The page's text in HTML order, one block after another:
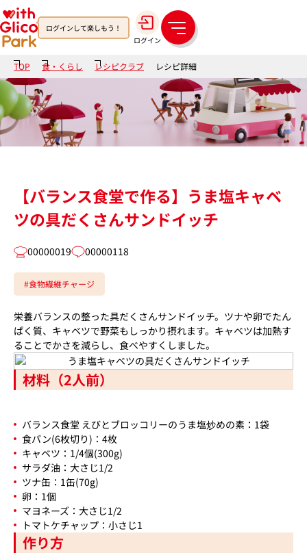
ログインして楽しもう！
ログイン
メ
ニ
ュ
ー
TOP 食・くらし レシピクラブ レシピ詳細
【バランス食堂で作る】うま塩キャベ
ツの具だくさんサンドイッチ
00000019 00000118
#食物繊維チャージ
栄養バランスの整った具だくさんサンドイッチ。ツナや卵でたん
ぱく質、キャベツで野菜もしっかり摂れます。キャベツは加熱す
ることでかさを減らし、食べやすくしました。
材料（2人前）
バランス食堂 えびとブロッコリーのうま塩炒めの素：1袋
食パン(6枚切り)：4枚
キャベツ：1/4個(300g)
サラダ油：大さじ1/2
ツナ缶：1缶(70g)
卵：1個
マヨネーズ：大さじ1/2
トマトケチャップ：小さじ1
作り方